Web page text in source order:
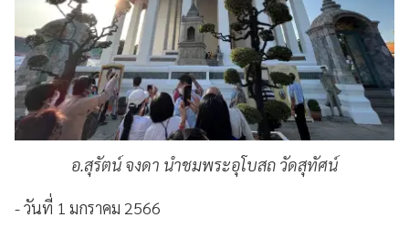
อ.สุรัตน์ จงดา นำชมพระอุโบสถ วัดสุทัศน์
- วันที่ 1 มกราคม 2566